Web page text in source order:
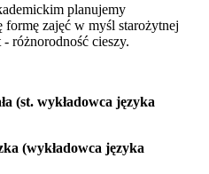
planujemy
zajęć w myśl starożytnej
różnorodność cieszy.
(st. wykładowca języka
(wykładowca języka